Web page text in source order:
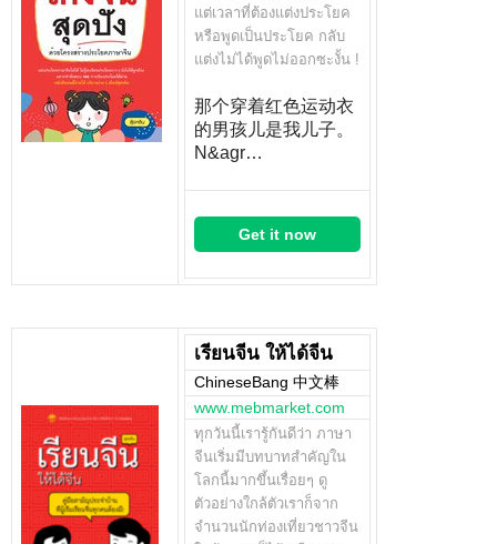
แต่เวลาที่ต้องแต่งประโยค
หรือพูดเป็นประโยค กลับ
แต่งไม่ได้พูดไม่ออกซะงั้น !
那个穿着红色运动衣
的男孩儿是我儿子。
N&agr…
Get it now
เรียนจีน ให้ได้จีน
ChineseBang 中文棒
www.mebmarket.com
ทุกวันนี้เรารู้กันดีว่า ภาษา
จีนเริ่มมีบทบาทสำคัญใน
โลกนี้มากขึ้นเรื่อยๆ ดู
ตัวอย่างใกล้ตัวเราก็จาก
จำนวนนักท่องเที่ยวชาวจีน